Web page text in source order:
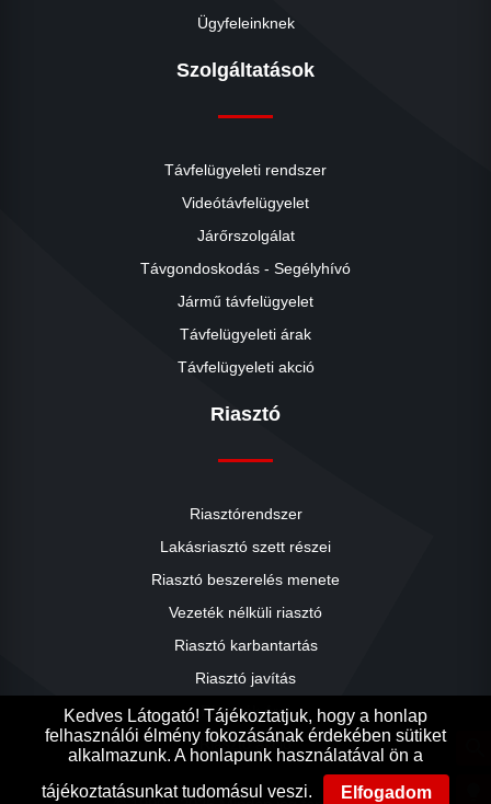
Ügyfeleinknek
Szolgáltatások
Távfelügyeleti rendszer
Videótávfelügyelet
Járőrszolgálat
Távgondoskodás - Segélyhívó
Jármű távfelügyelet
Távfelügyeleti árak
Távfelügyeleti akció
Riasztó
Riasztórendszer
Lakásriasztó szett részei
Riasztó beszerelés menete
Vezeték nélküli riasztó
Riasztó karbantartás
Riasztó javítás
Riasztók árai
Riasztó akció
Kedves Látogató! Tájékoztatjuk, hogy a honlap
felhasználói élmény fokozásának érdekében sütiket
alkalmazunk. A honlapunk használatával ön a
tájékoztatásunkat tudomásul veszi.
Elfogadom